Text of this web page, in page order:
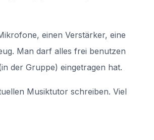
einen Verstärker, eine
Man darf alles frei benutzen
der Gruppe) eingetragen hat.
Musiktutor schreiben. Viel